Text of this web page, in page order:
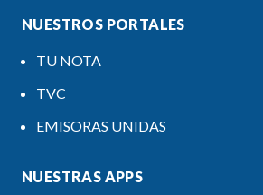
NUESTROS PORTALES
TU NOTA
TVC
EMISORAS UNIDAS
NUESTRAS APPS